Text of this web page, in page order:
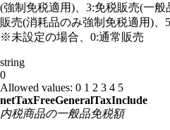
(強制免税適用)、3:免税販売(一
販売(消耗品のみ強制免税適用)
※未設定の場合、0:通常販売
string
0
Allowed values: 0 1 2 3 4 5
netTaxFreeGeneralTaxInclude
内税商品の一般品免税額